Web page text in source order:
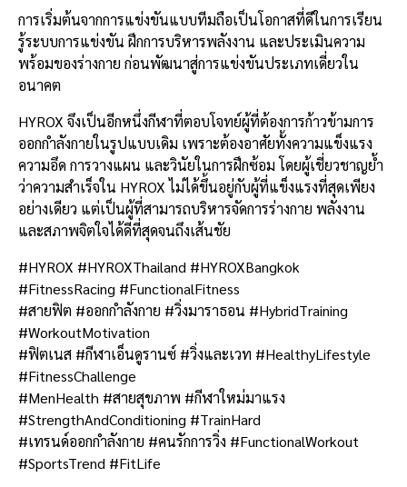
การเริ่มต้นจากการแข่งขันแบบทีมถือเป็นโอกาสที่ดีในการเรียน
รู้ระบบการแข่งขัน ฝึกการบริหารพลังงาน และประเมินความ
พร้อมของร่างกาย ก่อนพัฒนาสู่การแข่งขันประเภทเดี่ยวใน
อนาคต
HYROX จึงเป็นอีกหนึ่งกีฬาที่ตอบโจทย์ผู้ที่ต้องการก้าวข้ามการ
ออกกำลังกายในรูปแบบเดิม เพราะต้องอาศัยทั้งความแข็งแรง
ความอึด การวางแผน และวินัยในการฝึกซ้อม โดยผู้เชี่ยวชาญย้ำ
ว่าความสำเร็จใน HYROX ไม่ได้ขึ้นอยู่กับผู้ที่แข็งแรงที่สุดเพียง
อย่างเดียว แต่เป็นผู้ที่สามารถบริหารจัดการร่างกาย พลังงาน
และสภาพจิตใจได้ดีที่สุดจนถึงเส้นชัย
#HYROX #HYROXThailand #HYROXBangkok
#FitnessRacing #FunctionalFitness
#สายฟิต #ออกกำลังกาย #วิ่งมาราธอน #HybridTraining
#WorkoutMotivation
#ฟิตเนส #กีฬาเอ็นดูรานซ์ #วิ่งและเวท #HealthyLifestyle
#FitnessChallenge
#MenHealth #สายสุขภาพ #กีฬาใหม่มาแรง
#StrengthAndConditioning #TrainHard
#เทรนด์ออกกำลังกาย #คนรักการวิ่ง #FunctionalWorkout
#SportsTrend #FitLife